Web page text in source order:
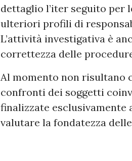
dettaglio l’iter seguito per
ulteriori profili di
L’attività investigativa è
correttezza delle
Al momento non risultano
confronti dei soggetti
finalizzate esclusivamente
valutare la fondatezza